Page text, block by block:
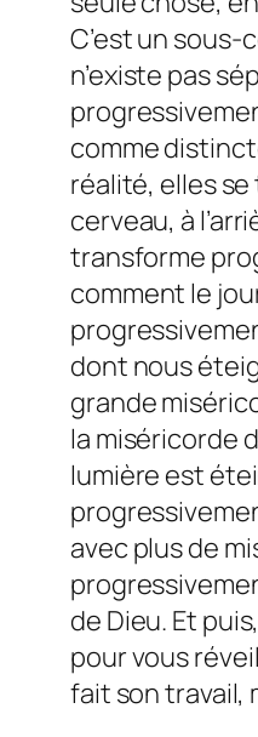
C’est un
n’existe pas
comme
réalité, elles
cerveau, à
transforme
comment le
dont nous
grande
la miséricorde
lumière est
avec plus de
de Dieu. Et
pour vous
fait son travail,